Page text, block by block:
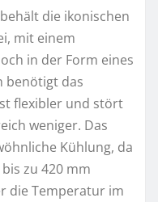
die ikonischen
mit einem
in der Form eines
benötigt das
flexibler und stört
weniger. Das
Kühlung, da
zu 420 mm
die Temperatur im